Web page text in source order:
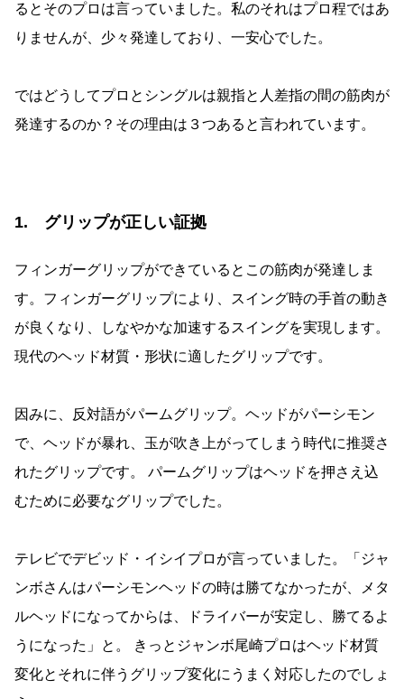
るとそのプロは言っていました。私のそれはプロ程ではあ
りませんが、少々発達しており、一安心でした。
ではどうしてプロとシングルは親指と人差指の間の筋肉が
発達するのか？その理由は３つあると言われています。
1. グリップが正しい証拠
フィンガーグリップができているとこの筋肉が発達しま
す。フィンガーグリップにより、スイング時の手首の動き
が良くなり、しなやかな加速するスイングを実現します。
現代のヘッド材質・形状に適したグリップです。
因みに、反対語がパームグリップ。ヘッドがパーシモン
で、ヘッドが暴れ、玉が吹き上がってしまう時代に推奨さ
れたグリップです。 パームグリップはヘッドを押さえ込
むために必要なグリップでした。
テレビでデビッド・イシイプロが言っていました。「ジャ
ンボさんはパーシモンヘッドの時は勝てなかったが、メタ
ルヘッドになってからは、ドライバーが安定し、勝てるよ
うになった」と。 きっとジャンボ尾崎プロはヘッド材質
変化とそれに伴うグリップ変化にうまく対応したのでしょ